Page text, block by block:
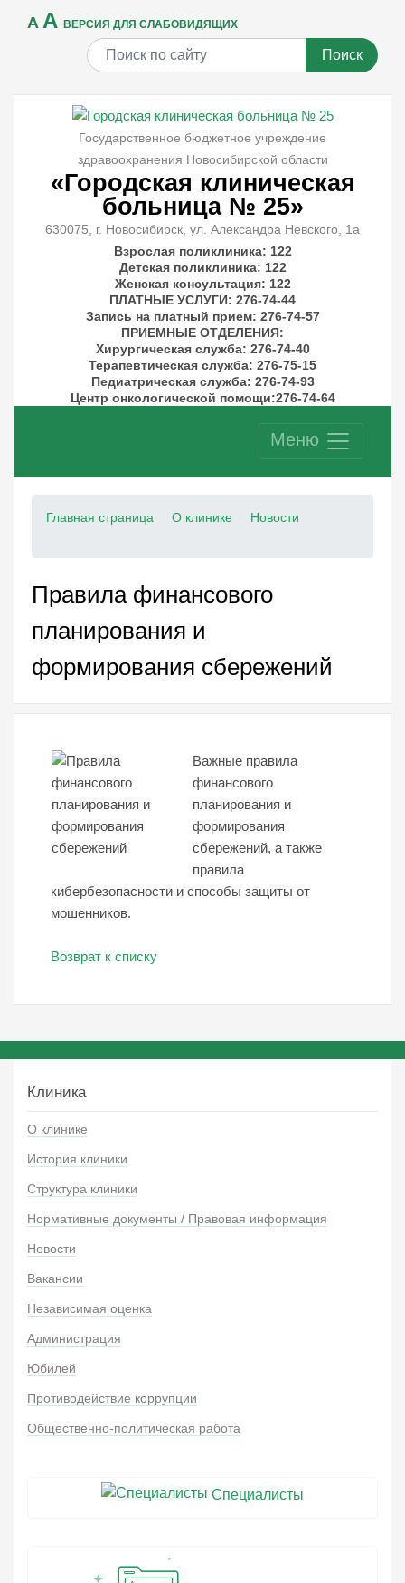
A A ВЕРСИЯ ДЛЯ СЛАБОВИДЯЩИХ
Поиск
Государственное бюджетное учреждение
здравоохранения Новосибирской области
«Городская клиническая
больница № 25»
630075, г. Новосибирск, ул. Александра Невского, 1а
Взрослая поликлиника: 122
Детская поликлиника: 122
Женская консультация: 122
ПЛАТНЫЕ УСЛУГИ: 276-74-44
Запись на платный прием: 276-74-57
ПРИЕМНЫЕ ОТДЕЛЕНИЯ:
Хирургическая служба: 276-74-40
Терапевтическая служба: 276-75-15
Педиатрическая служба: 276-74-93
Центр онкологической помощи:276-74-64
Меню
Главная страница О клинике Новости
Правила финансового
планирования и
формирования сбережений
Важные правила
финансового
планирования и
формирования
сбережений, а также
правила
кибербезопасности и способы защиты от
мошенников.
Возврат к списку
Клиника
О клинике
История клиники
Структура клиники
Нормативные документы / Правовая информация
Новости
Вакансии
Независимая оценка
Администрация
Юбилей
Противодействие коррупции
Общественно-политическая работа
Специалисты